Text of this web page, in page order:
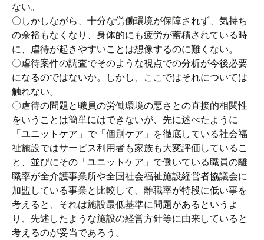
ない。
〇しかしながら、十分な労働環境が保障されず、気持ち
の余裕もなくなり、身体的にも疲労が蓄積されている時
に、虐待が起きやすいことは想像するのに難くない。
〇虐待案件の調査でそのような視点での分析が今後必要
になるのではないか。しかし、ここではそれについては
触れない。
〇虐待の問題と職員の労働環境の悪さとの直接的相関性
をいうことは簡単にはできないが、先に述べたように
「ユニットケア」で「個別ケア」を徹底している社会福
祉施設ではサービス利用者も家族も大変評価しているこ
と、並びにその「ユニットケア」で働いている職員の離
職率が全介護事業所や全国社会福祉施設経営者協議会に
加盟している事業と比較して、離職率が特段に低い事を
考えると、それは施設最低基準に問題があるというよ
り、先述したような施設の経営方針等に由来していると
考えるのが妥当であろう。